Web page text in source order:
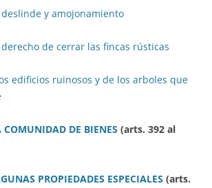
y amojonamiento
de cerrar las fincas rústicas
edificios ruinosos y de los arboles que
DE BIENES (arts. 392 al
PROPIEDADES ESPECIALES (arts.